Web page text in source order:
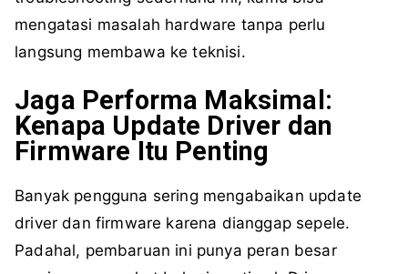
mengatasi masalah hardware tanpa perlu
langsung membawa ke teknisi.
Jaga Performa Maksimal:
Kenapa Update Driver dan
Firmware Itu Penting
Banyak pengguna sering mengabaikan update
driver dan firmware karena dianggap sepele.
Padahal, pembaruan ini punya peran besar